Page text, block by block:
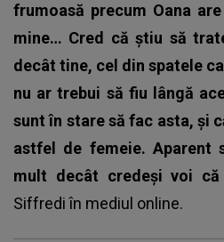
frumoasă precum Oana
mine… Cred că știu să
decât tine, cel din spatele
nu ar trebui să fiu lângă
sunt în stare să fac asta, și
astfel de femeie. Aparent
mult decât credeși voi
Siffrediîn mediul online.